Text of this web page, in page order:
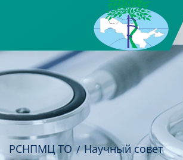
РСНПМЦ ТО Научный совет